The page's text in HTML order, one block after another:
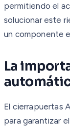
permitiendo el
solucionar este
un componente
La
El cierrapuertas
para garantizar